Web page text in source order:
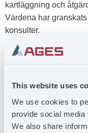
This website uses
We use cookies to
provide social
We also share
kartläggning och
Värdena har
konsulter.